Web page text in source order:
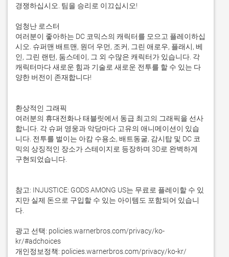
경쟁하십시오. 팀을 승리로 이끄십시오!
엄청난 로스터
여러분이 좋아하는 DC 코믹스의 캐릭터를 모으고 플레이하십
시오. 슈퍼맨 배트맨, 원더 우먼, 조커, 그린 애로우, 플래시, 베
인, 그린 랜턴, 둠스데이, 그 외 수많은 캐릭터가 있습니다. 각
캐릭터마다 새로운 힘과 기술로 새로운 전투를 할 수 있는 다
양한 버전이 존재합니다!
환상적인 그래픽
여러분의 휴대전화나 태블릿에서 동급 최고의 그래픽을 선사
합니다. 각 슈퍼 영웅과 악당마다 고유의 애니메이션이 있습
니다. 전투를 벌이는 아캄 수용소, 배트동굴, 감시탑 및 DC 코
믹의 상징적인 장소가 스테이지로 등장하며 3D로 완벽하게
구현되었습니다.
참고: INJUSTICE: GODS AMONG US는 무료로 플레이할 수 있
지만 실제 돈으로 구입할 수 있는 아이템도 포함되어 있습니
다.
광고 선택: policies.warnerbros.com/privacy/ko-
kr/#adchoices
개인정보정책: policies.warnerbros.com/privacy/ko-kr/